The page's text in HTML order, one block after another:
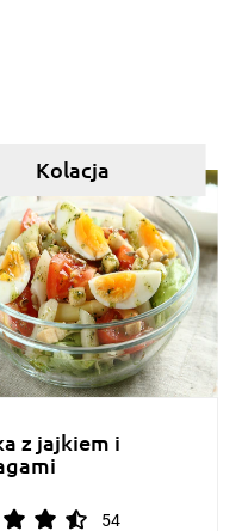
Kolacja
z jajkiem i
54